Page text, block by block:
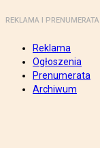
REKLAMA I PRENUMERATA
Reklama
Ogłoszenia
Prenumerata
Archiwum